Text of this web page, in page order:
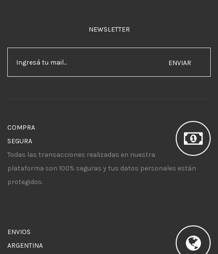
NEWSLETTER
ENVIAR
COMPRA
SEGURA
Todas las transacciones realizadas en nuestra
plataforma son 100% seguras y tus datos personales están
protegidos.
ENVIOS
ARGENTINA